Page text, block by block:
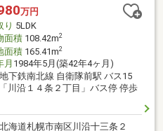
万円
り 5LDK
面積108.42m2
面積165.41m2
月 1984年5月(築42年4ヶ月)
地下鉄南北線 自衛隊前駅 バス15
川沿１４条２丁目」バス停 停歩
北海道札幌市南区川沿十三条２